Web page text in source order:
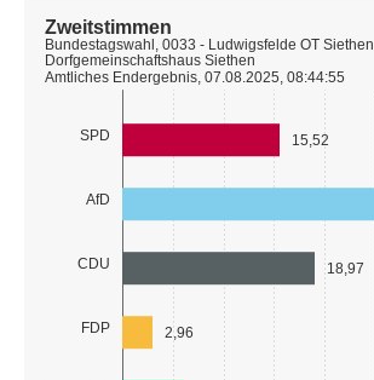
SPD
AfD
CDU
FDP
15,52
18,97
2,96
Zweitstimmen
Bundestagswahl, 0033 - Ludwigsfelde OT Siethen
Dorfgemeinschaftshaus Siethen
Amtliches Endergebnis, 07.08.2025, 08:44:55